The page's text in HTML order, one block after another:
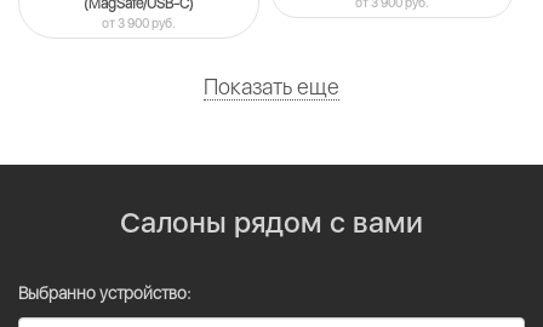
(MagSafe/USB-C)
от 3 900 руб.
Показать еще
Салоны рядом с вами
Выбранно устройство: